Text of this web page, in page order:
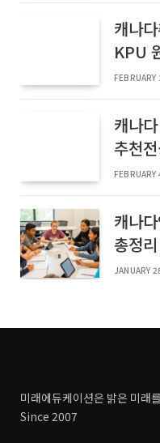
캐나
KPU
캐나
추천
캐나
총정
JANUARY
미래에듀케이션은 밝은 미래
Since 2007